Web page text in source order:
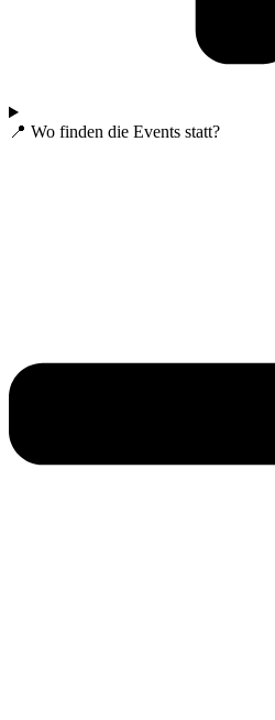
📍 Wo finden die Events statt?